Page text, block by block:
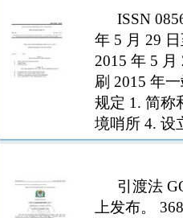
ISSN
年 5 月 29
2015 年 5
刷 2015 年
规定 1. 简称
境哨所 4. 设
联合共和国
引渡法
上发布。